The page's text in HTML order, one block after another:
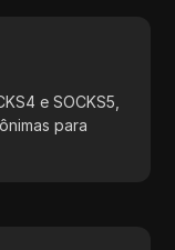
e SOCKS5,
para